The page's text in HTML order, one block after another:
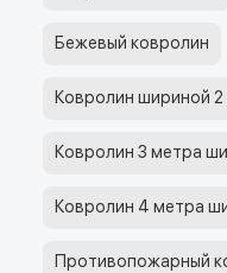
Бежевый ковролин
Ковролин шириной
Ковролин 3 метра
Ковролин 4 метра
Противопожарный